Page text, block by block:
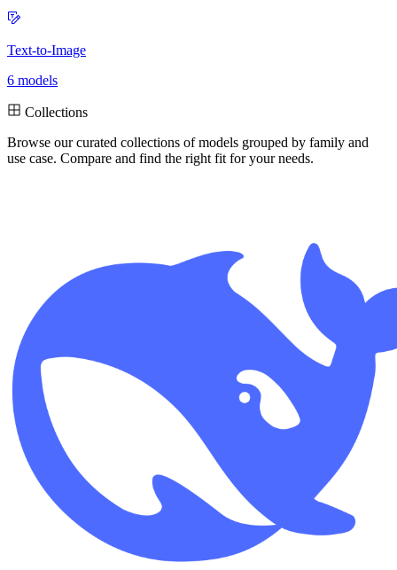
Text-to-Image
6 models
Collections
Browse our curated collections of models grouped by family and
use case. Compare and find the right fit for your needs.